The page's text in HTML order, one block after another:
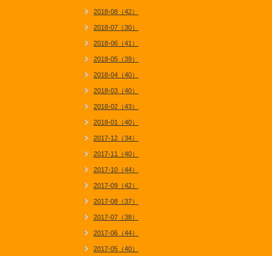
2018-08（42）
2018-07（30）
2018-06（41）
2018-05（39）
2018-04（40）
2018-03（40）
2018-02（43）
2018-01（40）
2017-12（34）
2017-11（40）
2017-10（44）
2017-09（42）
2017-08（37）
2017-07（38）
2017-06（44）
2017-05（40）